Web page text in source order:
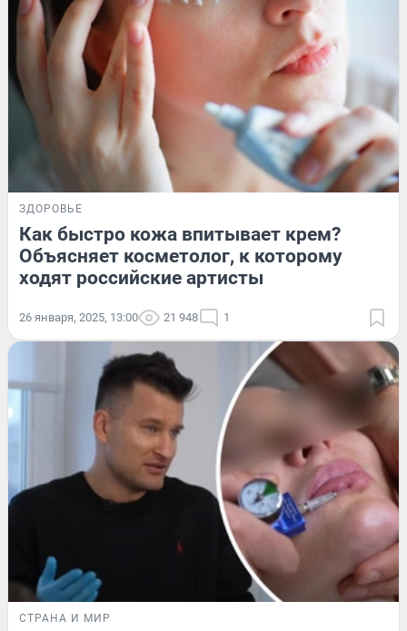
ЗДОРОВЬЕ
Как быстро кожа впитывает крем?
Объясняет косметолог, к которому
ходят российские артисты
26 января, 2025, 13:00 21 948 1
СТРАНА И МИР